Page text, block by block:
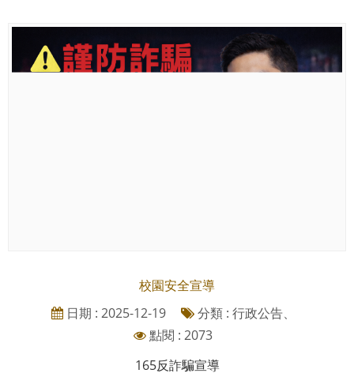
校園安全宣導
日期 : 2025-12-19
分類 : 行政公告、
點閱 : 2073
165反詐騙宣導